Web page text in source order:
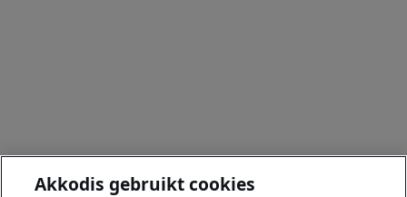
Akkodis gebruikt cookies